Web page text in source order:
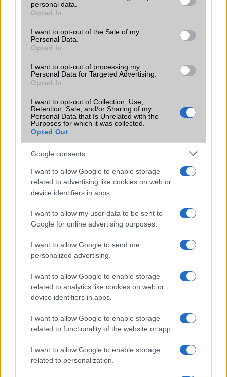
grant or deny consent to Google and its third-party tags to
use your data for below specified purposes in below Google
consent section.
personal data.
Opted In
I want to opt-out of the Sale of my
Personal Data.
Opted In
I want to opt-out of processing my
Personal Data for Targeted Advertising.
Opted In
I want to opt-out of Collection, Use,
Retention, Sale, and/or Sharing of my
Personal Data that Is Unrelated with the
Purposes for which it was collected.
Opted Out
Google consents
I want to allow Google to enable storage
related to advertising like cookies on web or
device identifiers in apps.
I want to allow my user data to be sent to
Google for online advertising purposes.
I want to allow Google to send me
personalized advertising.
I want to allow Google to enable storage
related to analytics like cookies on web or
device identifiers in apps.
I want to allow Google to enable storage
related to functionality of the website or app.
I want to allow Google to enable storage
related to personalization.
Realme
Samsung
Xiaomi
Összes márka
Keressen a telefonboltok ajánlatai között!
TELEFONOK GYORSLISTA